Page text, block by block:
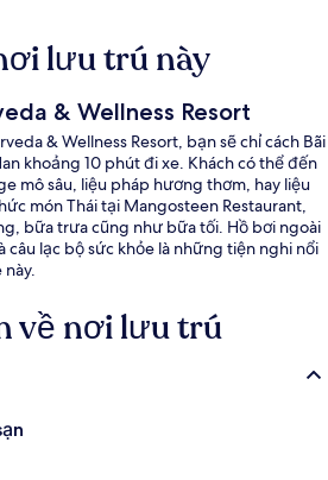
lưu trú này
& Wellness Resort
& Wellness Resort, bạn sẽ chỉ cách Bãi
khoảng 10 phút đi xe. Khách có thể đến
mô sâu, liệu pháp hương thơm, hay liệu
món Thái tại Mangosteen Restaurant,
bữa trưa cũng như bữa tối. Hồ bơi ngoài
câu lạc bộ sức khỏe là những tiện nghi nổi
về nơi lưu trú